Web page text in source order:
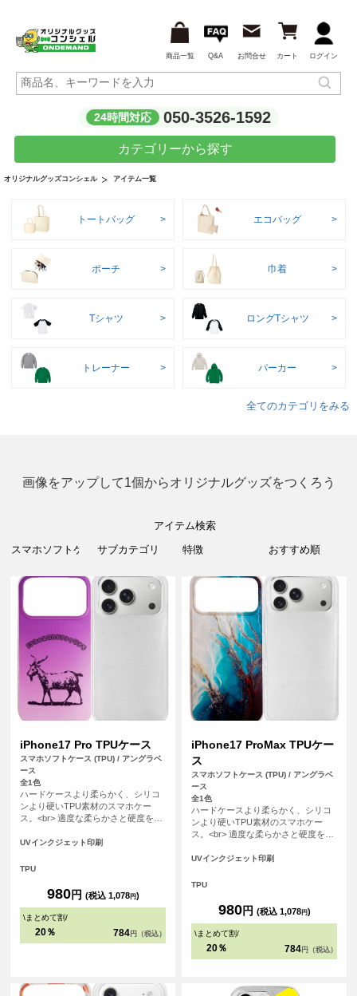
商品一覧 Q&A お問合せ カート ログイン
24時間対応 050-3526-1592
カテゴリーから探す
オリジナルグッズコンシェル アイテム一覧
トートバッグ エコバッグ
ポーチ 巾着
Tシャツ ロングTシャツ
トレーナー パーカー
全てのカテゴリをみる
画像をアップして1個からオリジナルグッズをつくろう
アイテム検索
iPhone17 Pro TPUケース
スマホソフトケース (TPU) / アングラベ
ース
全1色
ハードケースより柔らかく、シリコ
ンより硬いTPU素材のスマホケー
ス。<br> 適度な柔らかさと硬度を備
く、スマホを落下の衝撃から保護し
UVインクジェット印刷
TPU
980円 (税込 1,078円)
\まとめて割/
20％ 784 円（税込）
iPhone17 ProMax TPUケー
ス
スマホソフトケース (TPU) / アングラベ
ース
全1色
ハードケースより柔らかく、シリコ
ンより硬いTPU素材のスマホケー
ス。<br> 適度な柔らかさと硬度を備
く、スマホを落下の衝撃から保護し
UVインクジェット印刷
TPU
980円 (税込 1,078円)
\まとめて割/
20％ 784 円（税込）